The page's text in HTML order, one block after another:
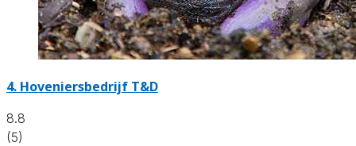
4. Hoveniersbedrijf T&D
8.8
(5)